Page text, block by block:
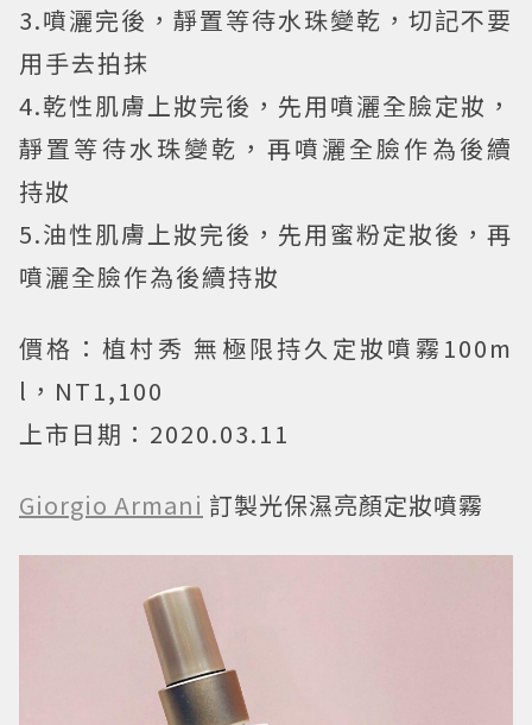
3.噴灑完後，靜置等待水珠變乾，切記不要
用手去拍抹
4.乾性肌膚上妝完後，先用噴灑全臉定妝，
靜置等待水珠變乾，再噴灑全臉作為後續
持妝
5.油性肌膚上妝完後，先用蜜粉定妝後，再
噴灑全臉作為後續持妝
價格：植村秀 無極限持久定妝噴霧100m
l，NT1,100
上市日期：2020.03.11
Giorgio Armani 訂製光保濕亮顏定妝噴霧